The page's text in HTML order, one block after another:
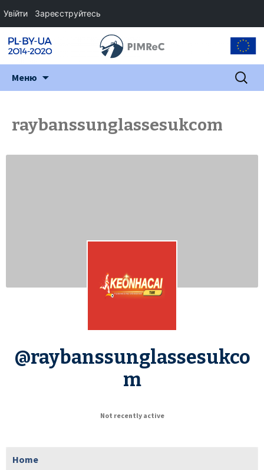
Меню Пошук:
raybanssunglassesukcom
@raybanssunglassesukco
m
Not recently active
Home
Увійти Зареєструйтесь